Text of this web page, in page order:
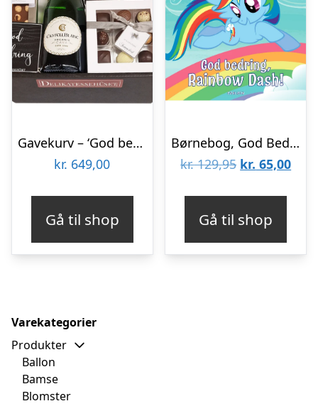
Gavekurv – ‘God bedring’ gave med mousserende CAVA og chokolade fra Summerbird
kr. 649,00
Gå til shop
Børnebog, God Bedring, Rainbow Dash! – Børnebog – Legekammeraten.dk
kr.129,95 Den
kr. 129,95.
kr. 65,00Den
kr.
Gå til shop
Varekategorier
Produkter
Ballon
Bamse
Blomster